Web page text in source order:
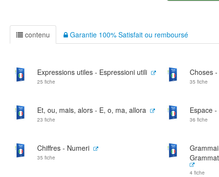
contenu Garantie 100% Satisfait ou remboursé
Expressions utiles - Espressioni utili
25 fiche
Choses
35 fiche
Et, ou, mais, alors - E, o, ma, allora
23 fiche
Espace
36 fiche
Chiffres - Numeri
35 fiche
4 fiche